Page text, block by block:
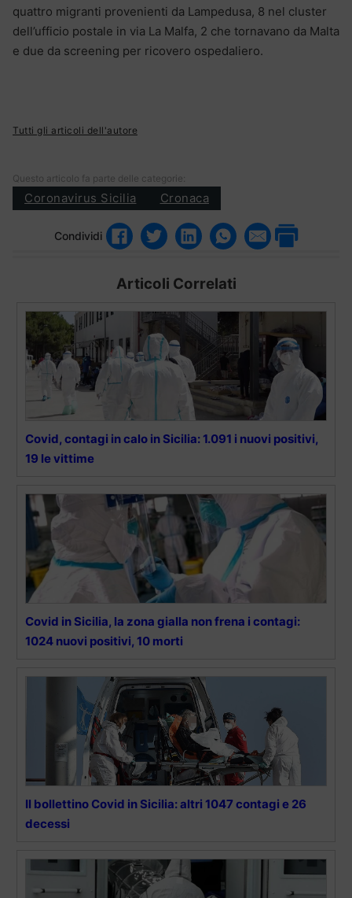
quattro migranti provenienti da Lampedusa, 8 nel cluster
dell’ufficio postale in via La Malfa, 2 che tornavano da Malta
e due da screening per ricovero ospedaliero.
Tutti gli articoli dell'autore
Questo articolo fa parte delle categorie:
Coronavirus Sicilia Cronaca
Condividi
Articoli Correlati
Covid, contagi in calo in Sicilia: 1.091 i nuovi positivi,
19 le vittime
Covid in Sicilia, la zona gialla non frena i contagi:
1024 nuovi positivi, 10 morti
Il bollettino Covid in Sicilia: altri 1047 contagi e 26
decessi